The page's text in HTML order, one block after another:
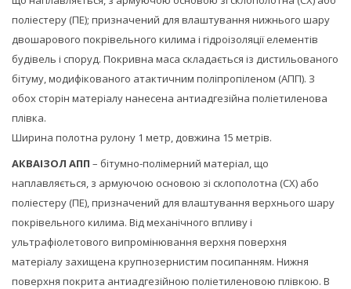
поліестеру (ПЕ); призначений для влаштування нижнього шару
двошарового покрівельного килима і гідроізоляції елементів
будівель і споруд. Покривна маса складається із дистильованого
бітуму, модифікованого атактичним поліпропіленом (АПП). З
обох сторін матеріалу нанесена антиадгезійна поліетиленова
плівка.
Ширина полотна рулону 1 метр, довжина 15 метрів.
АКВАІЗОЛ АПП – бітумно-полімерний матеріал, що
наплавляється, з армуючою основою зі склополотна (СХ) або
поліестеру (ПЕ), призначений для влаштування верхнього шару
покрівельного килима. Від механічного впливу і
ультрафіолетового випромінювання верхня поверхня
матеріалу захищена крупнозернистим посипанням. Нижня
поверхня покрита антиадгезійною поліетиленовою плівкою. В